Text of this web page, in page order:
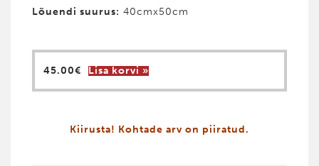
Lõuendi suurus: 40cmx50cm
45.00€ Lisa korvi »
Kiirusta! Kohtade arv on piiratud.